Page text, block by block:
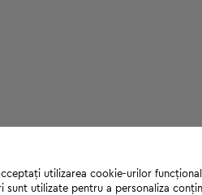
utilizarea cookie-urilor
sunt utilizate pentru a personaliza